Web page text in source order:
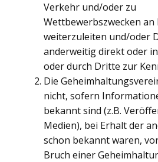
Verkehr und/oder zu
Wettbewerbszwecken
weiterzuleiten und/oder
anderweitig direkt oder
oder durch Dritte zur
Die
nicht, sofern
bekannt sind (z.B.
Medien), bei Erhalt der
schon bekannt waren,
Bruch einer